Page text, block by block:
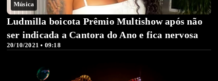
Música
20/10/2021 • 09:18
Ludmilla boicota Prêmio Multishow após não
ser indicada a Cantora do Ano e fica nervosa